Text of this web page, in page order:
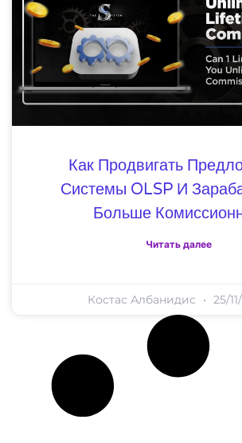
Как Продвигать
Системы OLSP И
Больше
Читать далее
Костас Албанидис 25/